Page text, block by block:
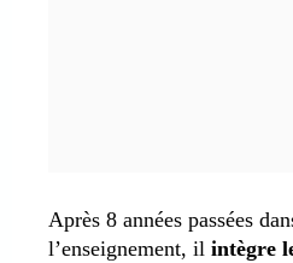
Après 8 années passées
l’enseignement, il intègre